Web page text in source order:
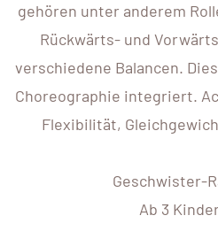
gehören unter anderem
Rückwärts- und
verschiedene Balancen.
Choreographie integriert.
Flexibilität,
Geschwister-
Ab 3